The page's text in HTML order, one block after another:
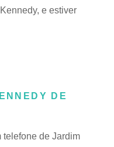
e estiver
DE
telefone de Jardim